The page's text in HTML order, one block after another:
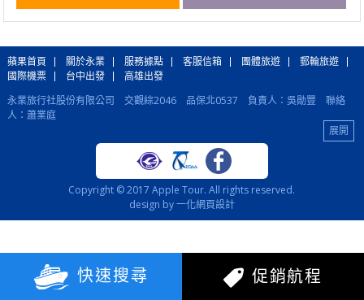
促銷航程
快速搜尋
蘋果首頁 關於永業 服務據點 客服信箱 團體旅遊
郵輪旅遊
國際機票
台中出發
高雄出發
永業旅行社股份有限公司 交觀綜2046 品保北0537 負責人：吳勛豐 聯絡
人：蕭業庭
蘋果旅行社股份有限公司 交觀甲6350 品保北1305 負責人：侯孝祥 聯絡
國際機票：(02)2515-5990 國際訂房、各國自由行：(02)2502-5110 郵輪旅
總 公 司：(02)2515-5998 台 中：(04)2206-5888 高 雄：(07)291-9988
台北總公司：104 台北市中山區建國北路2段33號15樓之6
(02)2515-5989 傳真：(02)2515-5987
Copyright © 2017 Apple Tour. All rights reserved.
design by 一化網頁設計